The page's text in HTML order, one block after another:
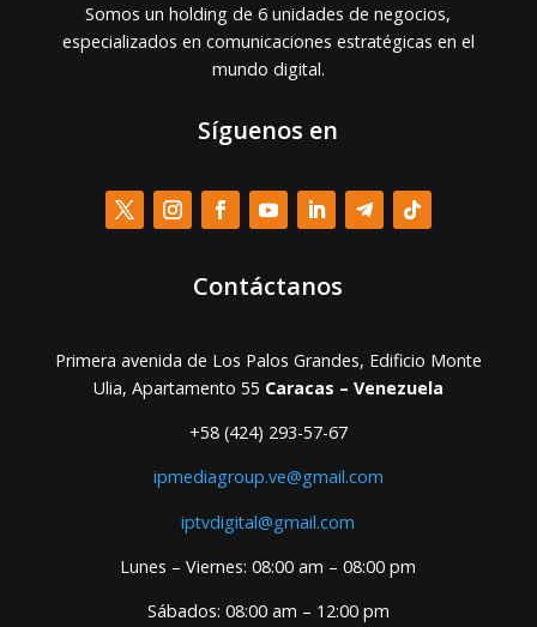
Somos un holding de 6 unidades de negocios,
especializados en comunicaciones estratégicas en el
mundo digital.
Síguenos en
Contáctanos
Primera avenida de Los Palos Grandes, Edificio Monte
Ulia, Apartamento 55 Caracas – Venezuela
+58 (424) 293-57-67
ipmediagroup.ve@gmail.com
iptvdigital@gmail.com
Lunes – Viernes: 08:00 am – 08:00 pm
Sábados: 08:00 am – 12:00 pm